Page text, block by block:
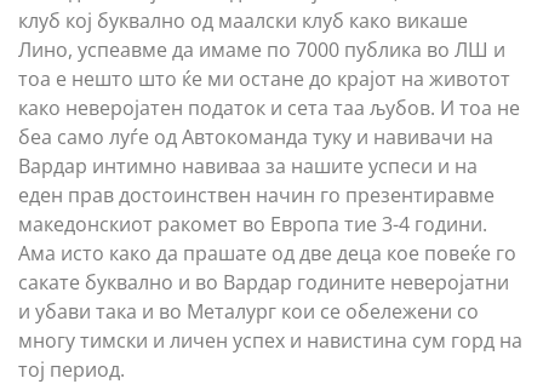
клуб кој буквално од маалски клуб како викаше
Лино, успеавме да имаме по 7000 публика во ЛШ и
тоа е нешто што ќе ми остане до крајот на животот
како неверојатен податок и сета таа љубов. И тоа не
беа само луѓе од Автокоманда туку и навивачи на
Вардар интимно навиваа за нашите успеси и на
еден прав достоинствен начин го презентиравме
македонскиот ракомет во Европа тие 3-4 години.
Ама исто како да прашате од две деца кое повеќе го
сакате буквално и во Вардар годините неверојатни
и убави така и во Металург кои се обележени со
многу тимски и личен успех и навистина сум горд на
тој период.